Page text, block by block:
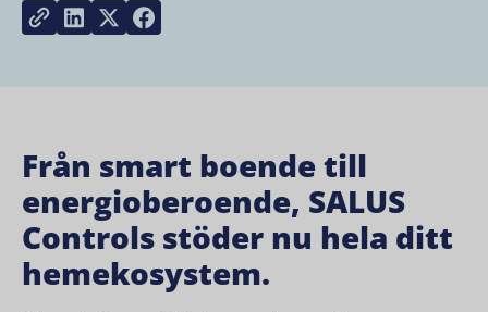
Copy linkShare on LinkedIn
Share on Twitter
Från smart boende till
energioberoende, SALUS
Controls stöder nu hela ditt
hemekosystem.